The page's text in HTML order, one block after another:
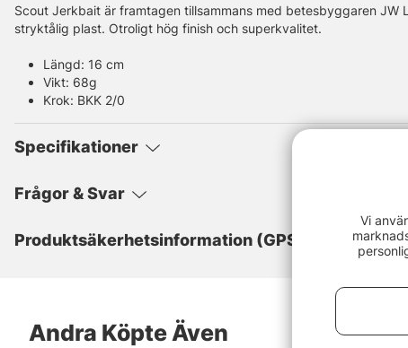
Scout Jerkbait är framtagen tillsammans med betesbyggaren JW
stryktålig plast. Otroligt hög finish och superkvalitet.
Längd: 16 cm
Vikt: 68g
Krok: BKK 2/0
Specifikationer
Frågor & Svar
Produktsäkerhetsinformation (GPSR)
Andra Köpte Även
Vi